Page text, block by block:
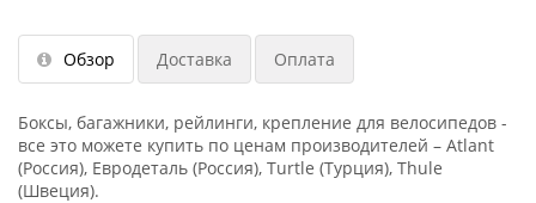
Обзор Доставка Оплата
Боксы, багажники, рейлинги, крепление для велосипедов -
все это можете купить по ценам производителей – Atlant
(Россия), Евродеталь (Россия), Turtle (Турция), Thule
(Швеция).